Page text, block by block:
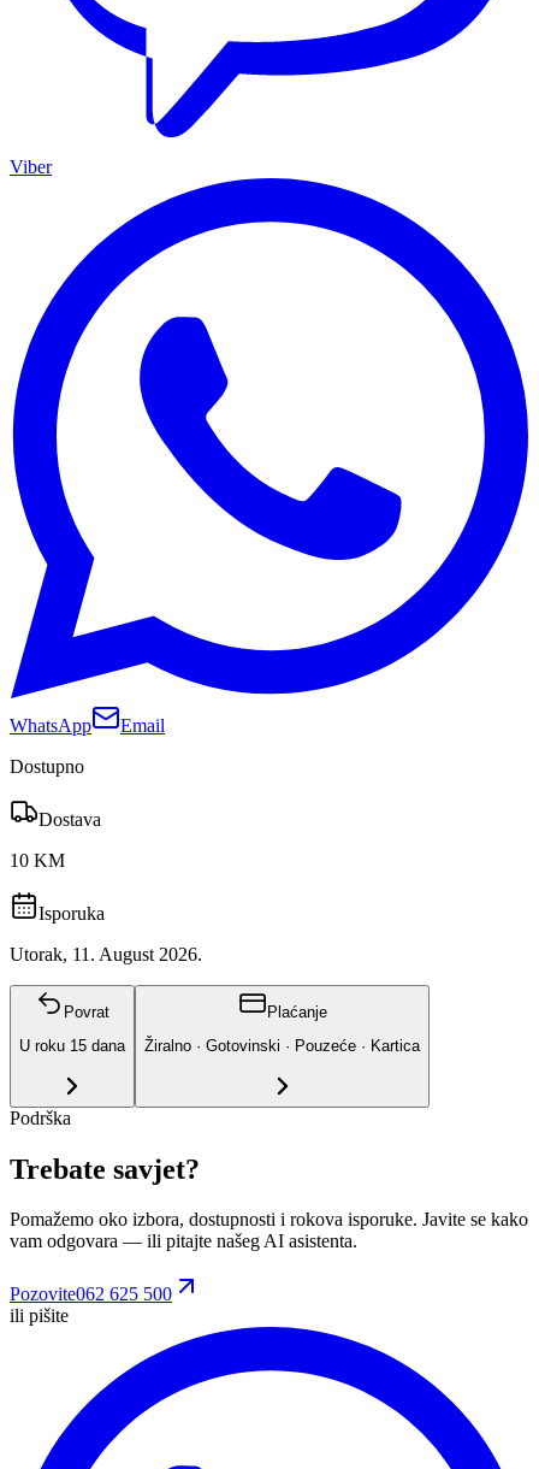
Viber
WhatsApp
Email
Dostupno
Dostava
10 KM
Isporuka
Utorak, 11. August 2026.
Povrat
U roku 15 dana
Plaćanje
Žiralno · Gotovinski · Pouzeće · Kartica
Podrška
Trebate savjet?
Pomažemo oko izbora, dostupnosti i rokova isporuke. Javite se kako
vam odgovara — ili pitajte našeg AI asistenta.
Pozovite062 625 500
ili pišite